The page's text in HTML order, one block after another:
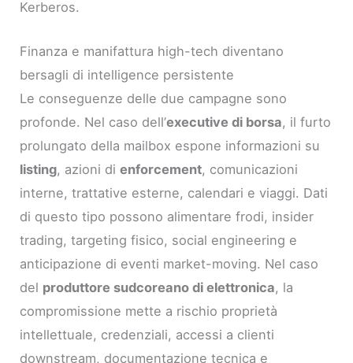
Kerberos.
Finanza e manifattura high-tech diventano
bersagli di intelligence persistente
Le conseguenze delle due campagne sono
profonde. Nel caso dell’executive di borsa, il furto
prolungato della mailbox espone informazioni su
listing, azioni dienforcement, comunicazioni
interne, trattative esterne, calendari e viaggi. Dati
di questo tipo possono alimentare frodi, insider
trading, targeting fisico, social engineering e
anticipazione di eventi market-moving. Nel caso
del produttore sudcoreano di elettronica, la
compromissione mette a rischio proprietà
intellettuale, credenziali, accessi a clienti
downstream, documentazione tecnica e